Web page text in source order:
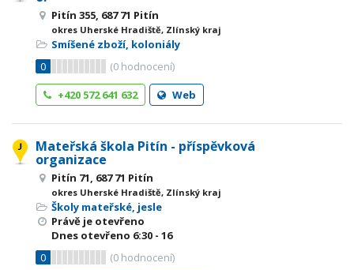
Pitín 355, 687 71 Pitín
okres Uherské Hradiště, Zlínský kraj
Smíšené zboží, koloniály
0
(0 hodnocení)
+420 572 641 632
Web
Mateřská škola Pitín - příspěvková
organizace
Pitín 71, 687 71 Pitín
okres Uherské Hradiště, Zlínský kraj
Školy mateřské, jesle
Právě je otevřeno
Dnes otevřeno 6:30 - 16
0
(0 hodnocení)